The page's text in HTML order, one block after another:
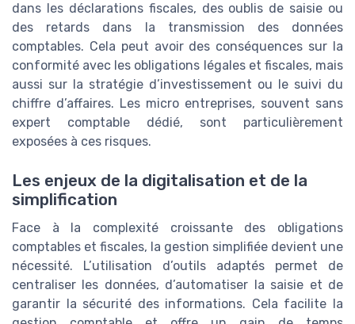
dans les déclarations fiscales, des oublis de saisie ou
des retards dans la transmission des données
comptables. Cela peut avoir des conséquences sur la
conformité avec les obligations légales et fiscales, mais
aussi sur la stratégie d’investissement ou le suivi du
chiffre d’affaires. Les micro entreprises, souvent sans
expert comptable dédié, sont particulièrement
exposées à ces risques.
Les enjeux de la digitalisation et de la
simplification
Face à la complexité croissante des obligations
comptables et fiscales, la gestion simplifiée devient une
nécessité. L’utilisation d’outils adaptés permet de
centraliser les données, d’automatiser la saisie et de
garantir la sécurité des informations. Cela facilite la